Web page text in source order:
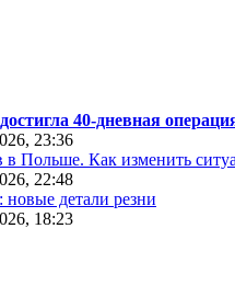
40-дневная
23:36
в Польше. Как изменить
22:48
детали резни
18:23